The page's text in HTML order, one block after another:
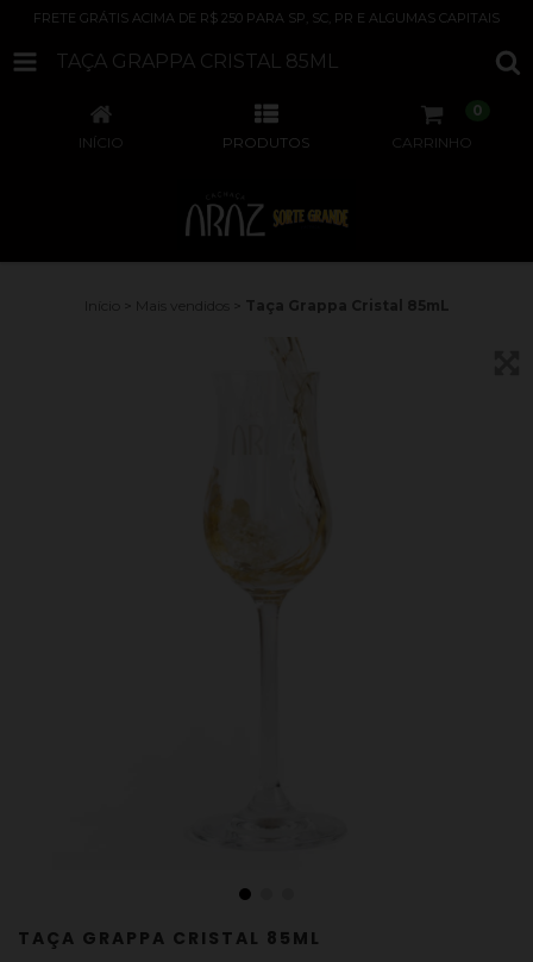
FRETE GRÁTIS ACIMA DE R$ 250 PARA SP, SC, PR E ALGUMAS CAPITAIS
TAÇA GRAPPA CRISTAL 85ML
INÍCIO PRODUTOS CARRINHO
0
Mais vendidos Taça Grappa Cristal 85mL
TAÇA GRAPPA CRISTAL 85ML